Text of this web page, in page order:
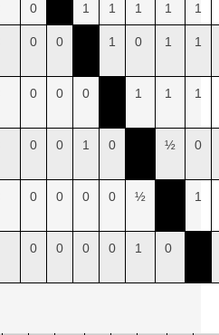
0 1 1 1 1 1
0 0 1 0 1 1
0 0 0 1 1 1
0 0 1 0 ½ 0
0 0 0 0 ½ 1
0 0 0 0 1 0